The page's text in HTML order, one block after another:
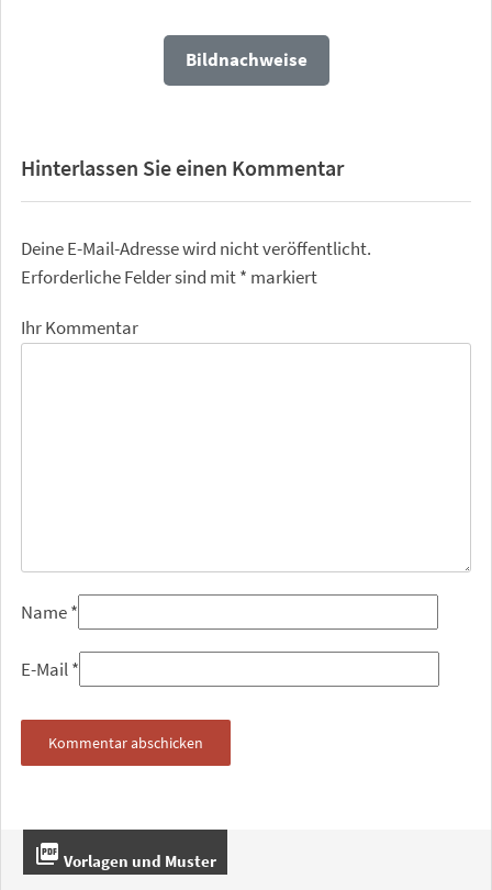
Bildnachweise
Hinterlassen Sie einen Kommentar
Deine E-Mail-Adresse wird nicht veröffentlicht.
Erforderliche Felder sind mit* markiert
Ihr Kommentar
Name*
E-Mail*
picture_as_pdf Vorlagen und Muster